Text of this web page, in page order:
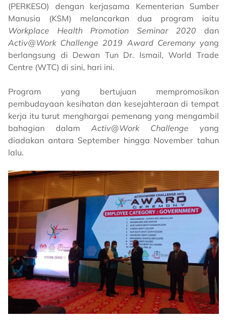
(PERKESO) dengan kerjasama Kementerian Sumber
Manusia (KSM) melancarkan dua program iaitu
Workplace Health Promotion Seminar
2020 dan
Activ@Work Challenge 2019 Award Ceremonyyang
berlangsung di Dewan Tun Dr. Ismail, World Trade
Centre (WTC) di sini, hari ini.
Program yang bertujuan mempromosikan
pembudayaan kesihatan dan kesejahteraan di tempat
kerja itu turut menghargai pemenang yang mengambil
bahagian dalam Activ@Work Challenge yang
diadakan antara September hingga November tahun
lalu.